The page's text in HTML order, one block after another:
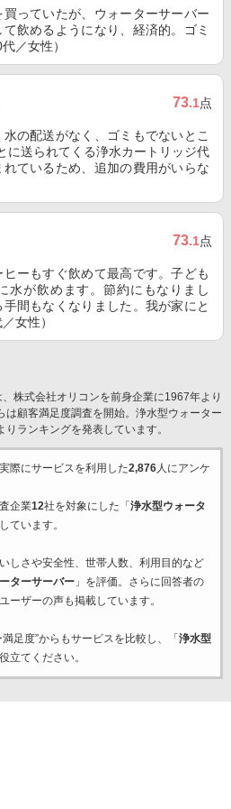
っていたが、ウォーターサーバー
飲めるようになり、経済的。ゴミ
／女性）
73.1点
の配送がなく、ゴミもでないとこ
に送られてくる浄水カートリッジ代
ているため、追加の費用がいらな
73.1点
ーもすぐ飲めて最高です。子ども
水が飲めます。節約にもなりまし
間もなくなりました。我が家にと
女性）
株式会社オリコンを前身企業に1967年より
は顧客満足度調査を開始。浄水型ウォーター
ランキングを発表しています。
際にサービスを利用した2,876人にアンケ
企業12社を対象にした「 浄水型ウォータ
ています。
しさや安全性、世帯人数、利用目的など
ターサーバー」を評価。さらに回答者の
ーザーの声も掲載しています。
足度”からもサービスを比較し、「 浄水型
立てください。